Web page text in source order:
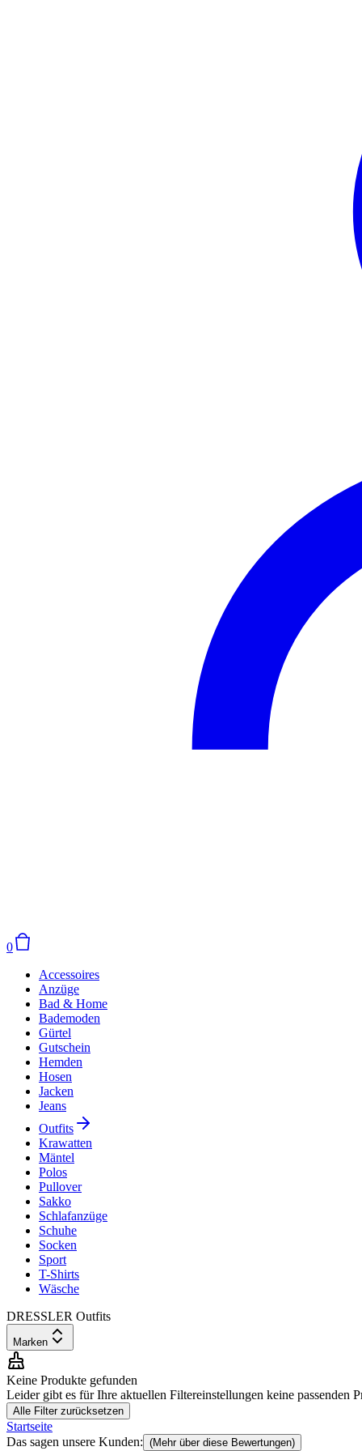
0
Accessoires
Anzüge
Bad & Home
Bademoden
Gürtel
Gutschein
Hemden
Hosen
Jacken
Jeans
Outfits
Krawatten
Mäntel
Polos
Pullover
Sakko
Schlafanzüge
Schuhe
Socken
Sport
T-Shirts
Wäsche
DRESSLER Outfits
Marken
Keine Produkte gefunden
Leider gibt es für Ihre aktuellen Filtereinstellungen keine passenden
Alle Filter zurücksetzen
Startseite
Das sagen unsere Kunden: (Mehr über diese Bewertungen)